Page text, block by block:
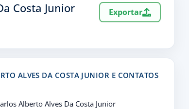
Costa Junior Exportar
ALVES DA COSTA JUNIOR E CONTATOS
Alberto Alves Da Costa Junior